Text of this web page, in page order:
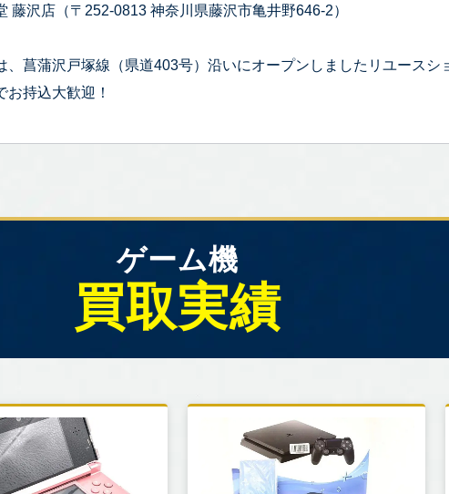
藤沢店（〒252-0813 神奈川県藤沢市亀井野646-2）
、菖蒲沢戸塚線（県道403号）沿いにオープンしましたリユースシ
お持込大歓迎！
ゲーム機
買取実績